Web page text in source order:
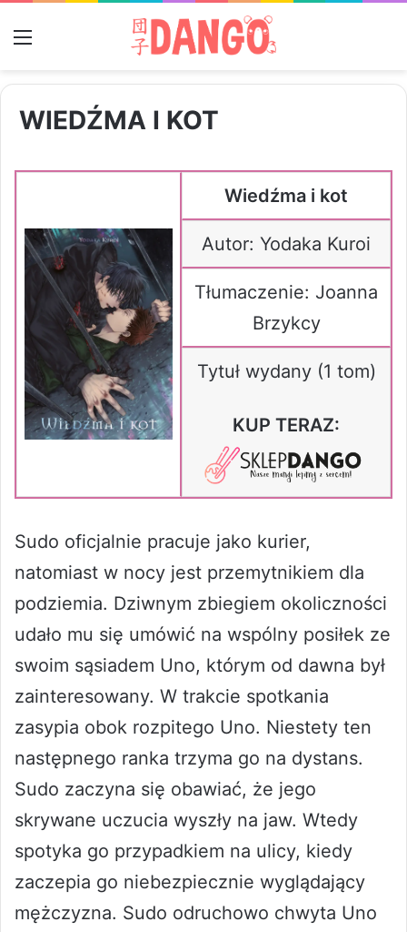
WIEDŹMA I KOT
Wiedźma i kot
Autor: Yodaka Kuroi
Tłumaczenie: Joanna
Brzykcy
Tytuł wydany (1 tom)
KUP TERAZ:
Sudo oficjalnie pracuje jako kurier,
natomiast w nocy jest przemytnikiem dla
podziemia. Dziwnym zbiegiem okoliczności
udało mu się umówić na wspólny posiłek ze
swoim sąsiadem Uno, którym od dawna był
zainteresowany. W trakcie spotkania
zasypia obok rozpitego Uno. Niestety ten
następnego ranka trzyma go na dystans.
Sudo zaczyna się obawiać, że jego
skrywane uczucia wyszły na jaw. Wtedy
spotyka go przypadkiem na ulicy, kiedy
zaczepia go niebezpiecznie wyglądający
mężczyzna. Sudo odruchowo chwyta Uno